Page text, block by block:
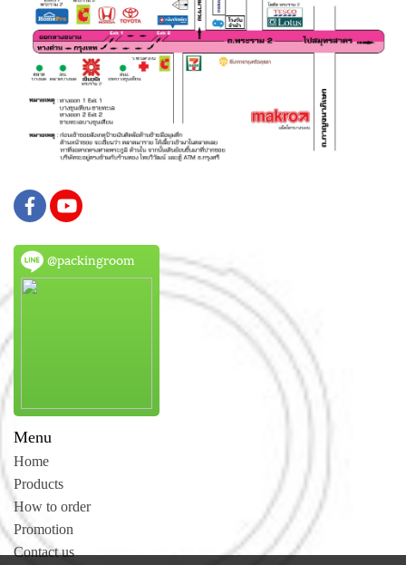
@packingroom
Menu
Home
Products
How to order
Promotion
Contact us